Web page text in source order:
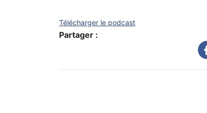
Télécharger le podcast
Partager :